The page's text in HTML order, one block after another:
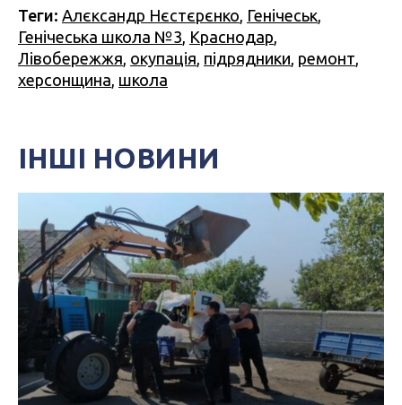
Теги: Алєксандр Нєстєрєнко, Генічеськ,
Генічеська школа №3, Краснодар,
Лівобережжя, окупація, підрядники, ремонт,
херсонщина, школа
ІНШІ НОВИНИ